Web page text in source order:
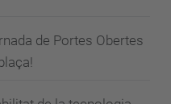
de Portes Obertes